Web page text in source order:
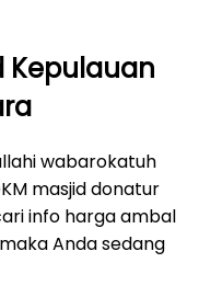
Kepulauan
wabarokatuh
masjid donatur
info harga ambal
Anda sedang